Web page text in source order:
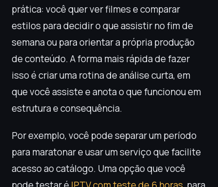
prática: você quer ver filmes e comparar
estilos para decidir o que assistir no fim de
semana ou para orientar a própria produção
de conteúdo. A forma mais rápida de fazer
isso é criar uma rotina de análise curta, em
que você assiste e anota o que funcionou em
estrutura e consequência.
Por exemplo, você pode separar um período
para maratonar e usar um serviço que facilite
acesso ao catálogo. Uma opção que você